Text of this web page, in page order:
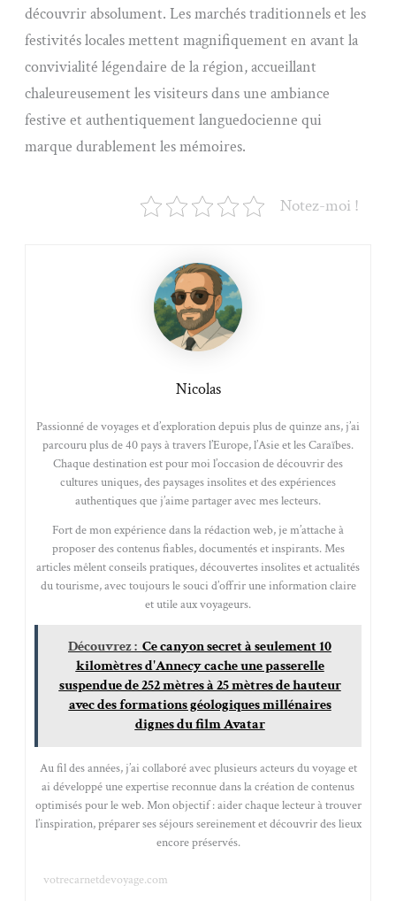
découvrir absolument. Les marchés traditionnels et les
festivités locales mettent magnifiquement en avant la
convivialité légendaire de la région, accueillant
chaleureusement les visiteurs dans une ambiance
festive et authentiquement languedocienne qui
marque durablement les mémoires.
Notez-moi !
Nicolas
Passionné de voyages et d’exploration depuis plus de quinze ans, j’ai
parcouru plus de 40 pays à travers l’Europe, l’Asie et les Caraïbes.
Chaque destination est pour moi l’occasion de découvrir des
cultures uniques, des paysages insolites et des expériences
authentiques que j’aime partager avec mes lecteurs.
Fort de mon expérience dans la rédaction web, je m’attache à
proposer des contenus fiables, documentés et inspirants. Mes
articles mêlent conseils pratiques, découvertes insolites et actualités
du tourisme, avec toujours le souci d’offrir une information claire
et utile aux voyageurs.
Découvrez : Ce canyon secret à seulement 10
kilomètres d'Annecy cache une passerelle
suspendue de 252 mètres à 25 mètres de hauteur
avec des formations géologiques millénaires
dignes du film Avatar
Au fil des années, j’ai collaboré avec plusieurs acteurs du voyage et
ai développé une expertise reconnue dans la création de contenus
optimisés pour le web. Mon objectif : aider chaque lecteur à trouver
l’inspiration, préparer ses séjours sereinement et découvrir des lieux
encore préservés.
votrecarnetdevoyage.com